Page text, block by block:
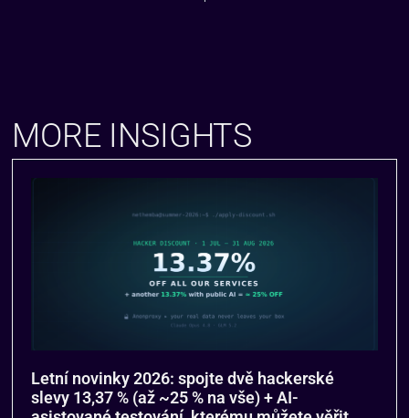
MORE INSIGHTS
Letní novinky 2026: spojte dvě hackerské
slevy 13,37 % (až ~25 % na vše) + AI-